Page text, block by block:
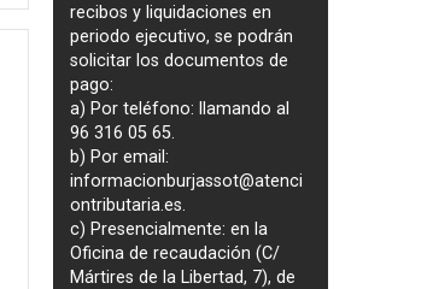
recibos y liquidaciones en
periodo ejecutivo, se podrán
solicitar los documentos de
pago:
a) Por teléfono: llamando al
96 316 05 65.
b) Por email:
informacionburjassot@atenci
ontributaria.es.
c) Presencialmente: en la
Oficina de recaudación (C/
Mártires de la Libertad, 7), de